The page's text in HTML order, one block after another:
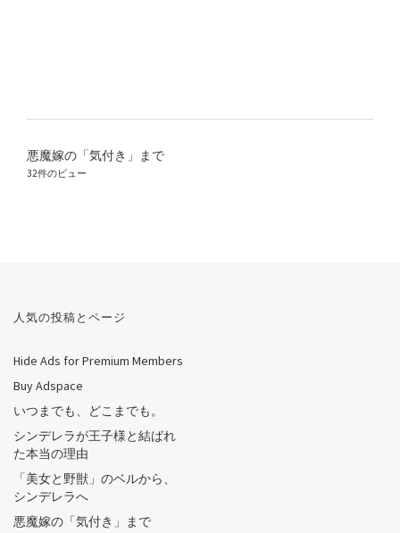
悪魔嫁の「気付き」まで
32件のビュー
人気の投稿とページ
Hide Ads for Premium Members
Buy Adspace
いつまでも、どこまでも。
シンデレラが王子様と結ばれ
た本当の理由
「美女と野獣」のベルから、
シンデレラへ
悪魔嫁の「気付き」まで